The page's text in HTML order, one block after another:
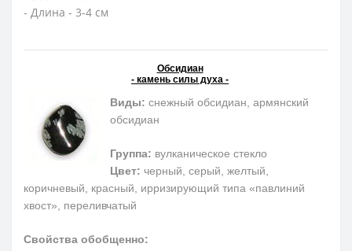
- Длина - 3-4 см
Обсидиан
- камень силы духа -
Виды: снежный обсидиан, армянский
обсидиан
Группа: вулканическое стекло
Цвет: черный, серый, желтый,
коричневый, красный, ирризирующий типа «павлиний
хвост», переливчатый
Свойства обобщенно: